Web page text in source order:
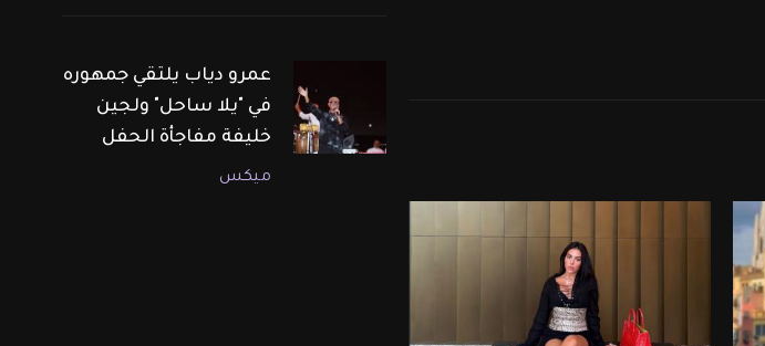
عمرو دياب يلتقي جمهوره
في "يلا ساحل" ولجين
خليفة مفاجأة الحفل
ميكس